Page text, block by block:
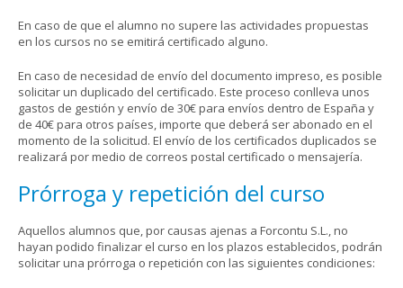
En caso de que el alumno no supere las actividades propuestas
en los cursos no se emitirá certificado alguno.
En caso de necesidad de envío del documento impreso, es posible
solicitar un duplicado del certificado. Este proceso conlleva unos
gastos de gestión y envío de 30€ para envíos dentro de España y
de 40€ para otros países, importe que deberá ser abonado en el
momento de la solicitud. El envío de los certificados duplicados se
realizará por medio de correos postal certificado o mensajería.
Prórroga y repetición del curso
Aquellos alumnos que, por causas ajenas a Forcontu S.L., no
hayan podido finalizar el curso en los plazos establecidos, podrán
solicitar una prórroga o repetición con las siguientes condiciones: